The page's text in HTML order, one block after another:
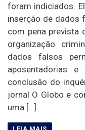
foram indiciados.
inserção de dados
com pena prevista
organização
dados falsos
aposentadorias
conclusão do
jornal O Globo e
uma […]